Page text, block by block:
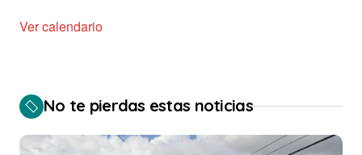
Ver calendario
No te pierdas estas noticias